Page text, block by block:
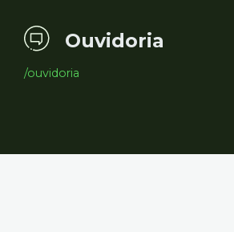
Ouvidoria
/ouvidoria